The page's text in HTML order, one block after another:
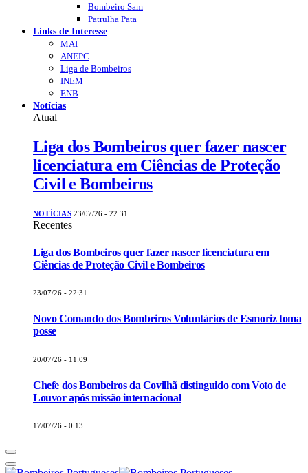
Bombeiro Sam
Patrulha Pata
Links de Interesse
MAI
ANEPC
Liga de Bombeiros
INEM
ENB
Notícias
Atual
Liga dos Bombeiros quer fazer nascer
licenciatura em Ciências de Proteção
Civil e Bombeiros
NOTÍCIAS 23/07/26 - 22:31
Recentes
Liga dos Bombeiros quer fazer nascer licenciatura em
Ciências de Proteção Civil e Bombeiros
23/07/26 - 22:31
Novo Comando dos Bombeiros Voluntários de Esmoriz toma
posse
20/07/26 - 11:09
Chefe dos Bombeiros da Covilhã distinguido com Voto de
Louvor após missão internacional
17/07/26 - 0:13